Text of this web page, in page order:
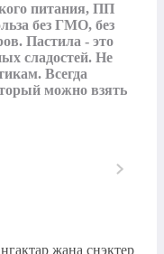
питания, ПП
без ГМО, без
Пастила - это
сладостей. Не
Всегда
можно взять
жана снэктер